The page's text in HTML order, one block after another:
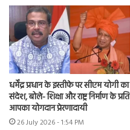
धर्मेंद्र प्रधान के इस्तीफे पर सीएम योगी का
संदेश, बोले- शिक्षा और राष्ट्र निर्माण के प्रति
आपका योगदान प्रेरणादायी
26 July 2026 - 1:54 PM